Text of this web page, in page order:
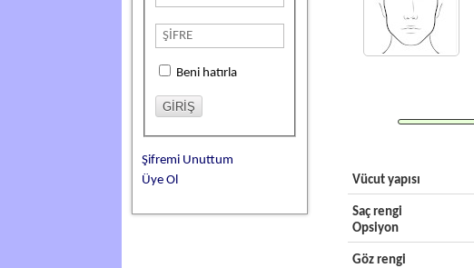
Beni hatırla
Şifremi Unuttum
Üye Ol
Vücut yapısı
Saç rengi
Opsiyon
Göz rengi